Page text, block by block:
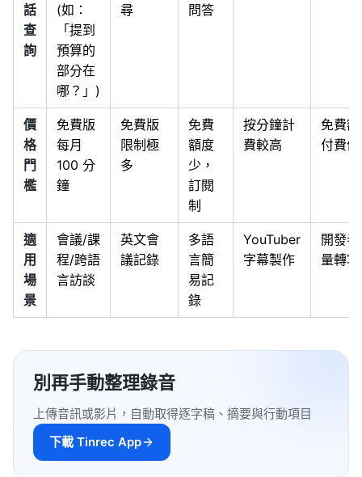
話
查
詢
(如：
「提到
預算的
部分在
哪？」)
尋
問答
價
格
門
檻
免費版
每月
100 分
鐘
免費版
限制極
多
免費
額度
少，
訂閱
制
按分鐘計
費較高
免費
付費
適
用
場
景
會議/課
程/跨語
言訪談
英文會
議記錄
多語
言簡
易記
錄
YouTuber
字幕製作
開發
量轉寫
別再手動整理錄音
上傳音訊或影片，自動取得逐字稿、摘要與行動項目
下載 Tinrec App